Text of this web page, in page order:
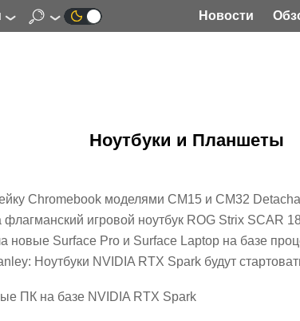
Новости
Ноутбуки и Планшеты
Chromebook моделями CM15 и CM32
игровой ноутбук ROG Strix SCAR
новые Surface Pro и Surface Laptop на базе
Ноутбуки NVIDIA RTX Spark будут
ПК на базе NVIDIA RTX Spark